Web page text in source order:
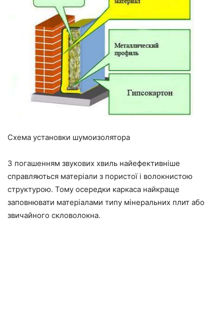
Схема установки шумоизолятора
З погашенням звукових хвиль найефективніше
справляються матеріали з пористої і волокнистою
структурою. Тому осередки каркаса найкраще
заповнювати матеріалами типу мінеральних плит або
звичайного скловолокна.